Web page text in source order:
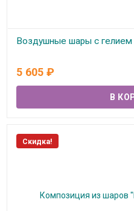
Воздушные шары с
5 605 ₽
Скидка!